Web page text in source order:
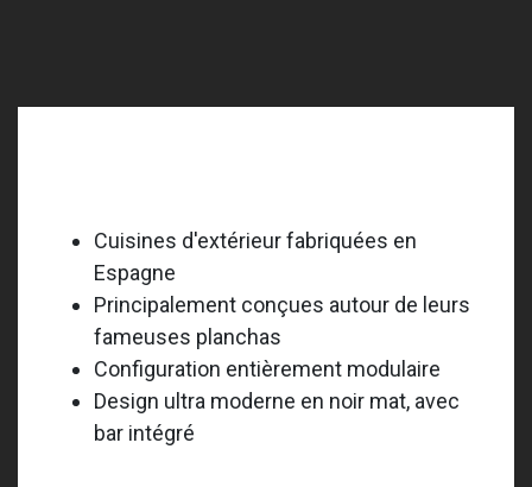
Cuisines d'extérieur fabriquées en
Espagne
Principalement conçues autour de leurs
fameuses planchas
Configuration entièrement modulaire
Design ultra moderne en noir mat, avec
bar intégré